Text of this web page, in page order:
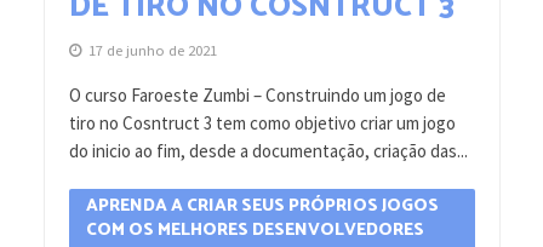
17 de junho de 2021
O curso Faroeste Zumbi – Construindo um jogo de
tiro no Cosntruct 3 tem como objetivo criar um jogo
do inicio ao fim, desde a documentação, criação das...
APRENDA A CRIAR SEUS PRÓPRIOS JOGOS
COM OS MELHORES DESENVOLVEDORES